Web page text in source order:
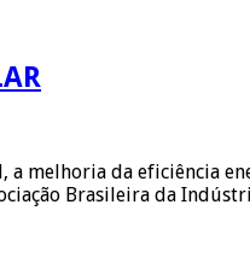
melhoria da eficiência
Brasileira da